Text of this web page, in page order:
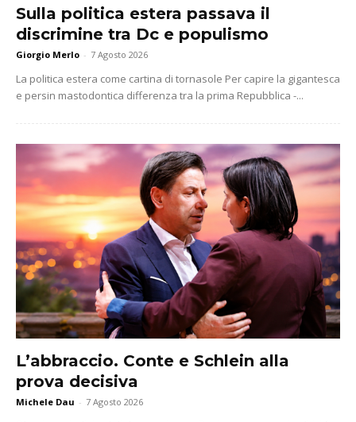
Sulla politica estera passava il
discrimine tra Dc e populismo
Giorgio Merlo - 7 Agosto 2026
La politica estera come cartina di tornasole Per capire la gigantesca
e persin mastodontica differenza tra la prima Repubblica -...
L’abbraccio. Conte e Schlein alla
prova decisiva
Michele Dau - 7 Agosto 2026